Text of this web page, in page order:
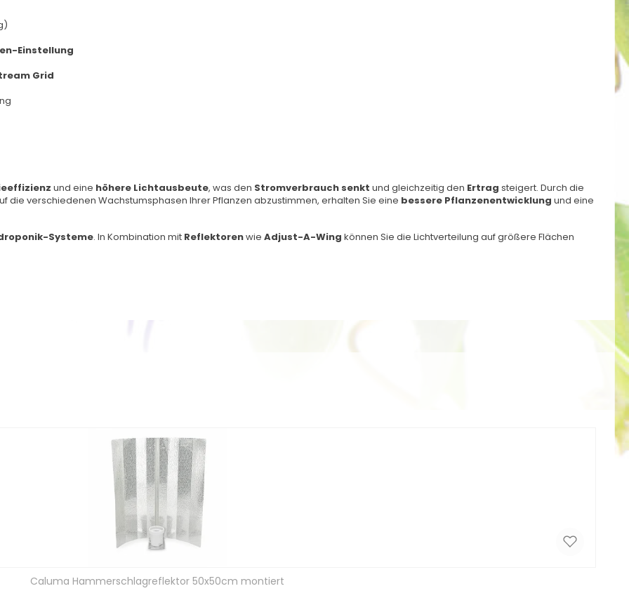
Einstellung
Grid
und eine höhere Lichtausbeute, was den Stromverbrauch senkt und gleichzeitig den Ertrag steigert. Durch die
die verschiedenen Wachstumsphasen Ihrer Pflanzen abzustimmen, erhalten Sie eine bessere Pflanzenentwicklung und eine
Systeme. In Kombination mit Reflektorenwie Adjust-A-Wing können Sie die Lichtverteilung auf größere Flächen
Caluma Hammerschlagreflektor 50x50cm montiert